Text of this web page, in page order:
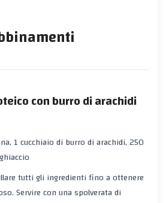
con burro di arachidi
1 cucchiaio di burro di arachidi, 250
tutti gli ingredienti fino a ottenere
Servire con una spolverata di